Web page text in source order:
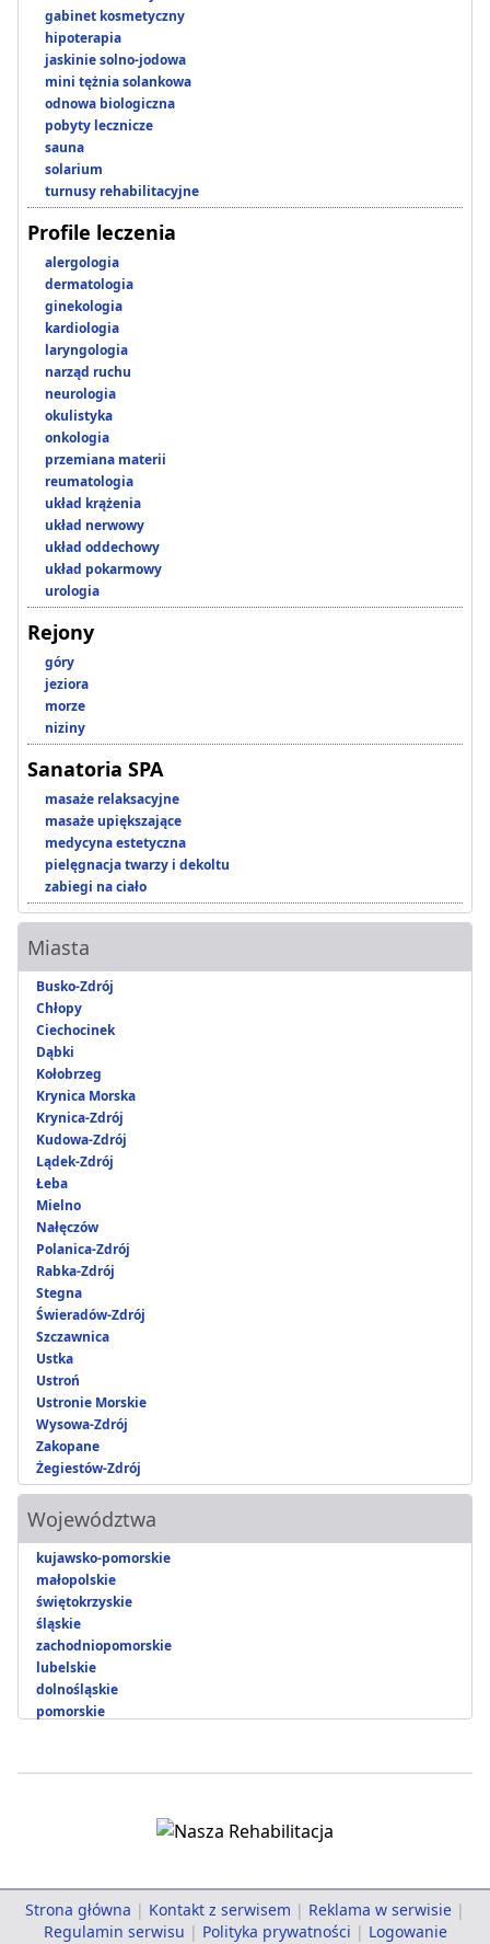
gabinet kosmetyczny
hipoterapia
jaskinie solno-jodowa
mini tężnia solankowa
odnowa biologiczna
pobyty lecznicze
sauna
solarium
turnusy rehabilitacyjne
Profile leczenia
alergologia
dermatologia
ginekologia
kardiologia
laryngologia
narząd ruchu
neurologia
okulistyka
onkologia
przemiana materii
reumatologia
układ krążenia
układ nerwowy
układ oddechowy
układ pokarmowy
urologia
Rejony
góry
jeziora
morze
niziny
Sanatoria SPA
masaże relaksacyjne
masaże upiększające
medycyna estetyczna
pielęgnacja twarzy i dekoltu
zabiegi na ciało
Miasta
Busko-Zdrój
Chłopy
Ciechocinek
Dąbki
Kołobrzeg
Krynica Morska
Krynica-Zdrój
Kudowa-Zdrój
Lądek-Zdrój
Łeba
Mielno
Nałęczów
Polanica-Zdrój
Rabka-Zdrój
Stegna
Świeradów-Zdrój
Szczawnica
Ustka
Ustroń
Ustronie Morskie
Wysowa-Zdrój
Zakopane
Żegiestów-Zdrój
Województwa
kujawsko-pomorskie
małopolskie
świętokrzyskie
śląskie
zachodniopomorskie
lubelskie
dolnośląskie
pomorskie
Strona główna | Kontakt z serwisem | Reklama w serwisie |
Regulamin serwisu | Polityka prywatności | Logowanie